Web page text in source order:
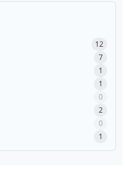
12
7
1
1
0
2
0
1